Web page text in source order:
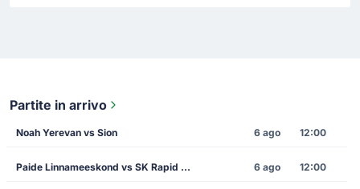
Partite in arrivo
Noah Yerevan vs Sion 6 ago 12:00
Paide Linnameeskond vs SK Rapid Vienna 6 ago 12:00